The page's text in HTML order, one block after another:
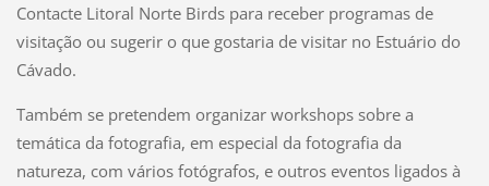
Contacte Litoral Norte Birds para receber programas de
visitação ou sugerir o que gostaria de visitar no Estuário do
Cávado.
Também se pretendem organizar workshops sobre a
temática da fotografia, em especial da fotografia da
natureza, com vários fotógrafos, e outros eventos ligados à